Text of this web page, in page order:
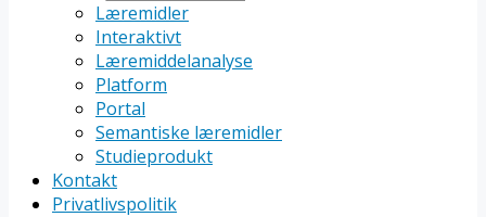
Læremidler
Interaktivt
Læremiddelanalyse
Platform
Portal
Semantiske læremidler
Studieprodukt
Kontakt
Privatlivspolitik